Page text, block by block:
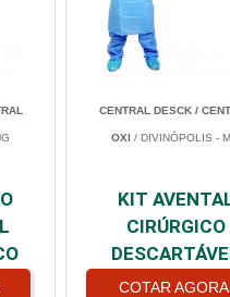
CENTRAL DESCK /
OXI/ DIVINÓPOLIS -
KIT
CIRÚRGICO
COTAR AGORA